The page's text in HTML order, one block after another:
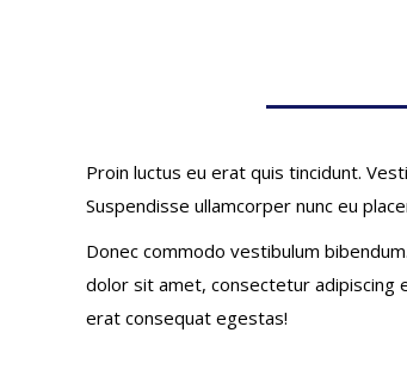
Proin luctus eu erat quis tincidunt.
Suspendisse ullamcorper nunc eu
Donec commodo vestibulum
dolor sit amet, consectetur adipiscing
erat consequat egestas!